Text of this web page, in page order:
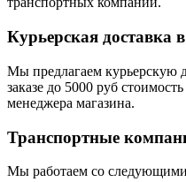
Курьерская доставка
Мы предлагаем курьерскую
заказе до 5000 руб
менеджера магазина.
Транспортные
Мы работаем со